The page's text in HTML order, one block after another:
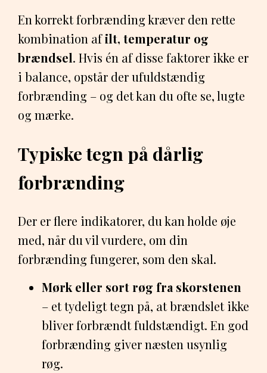
En korrekt forbrænding kræver den rette
kombination afilt, temperatur og
brændsel. Hvis én af disse faktorer ikke er
i balance, opstår der ufuldstændig
forbrænding – og det kan du ofte se, lugte
og mærke.
Typiske tegn på dårlig
forbrænding
Der er flere indikatorer, du kan holde øje
med, når du vil vurdere, om din
forbrænding fungerer, som den skal.
Mørk eller sort røg fra skorstenen
– et tydeligt tegn på, at brændslet ikke
bliver forbrændt fuldstændigt. En god
forbrænding giver næsten usynlig
røg.